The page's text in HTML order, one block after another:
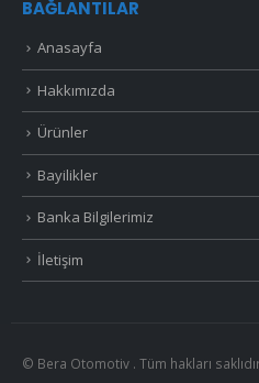
BAĞLANTILAR
Anasayfa
Hakkımızda
Ürünler
Bayilikler
Banka Bilgilerimiz
İletişim
© Bera Otomotiv . Tüm hakları